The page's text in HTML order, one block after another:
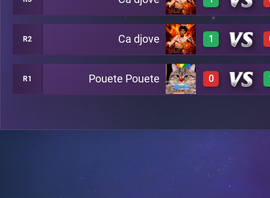
3 A6
3 A7
R2 Ca djove 1
2 A8
R1 Pouete Pouete 0